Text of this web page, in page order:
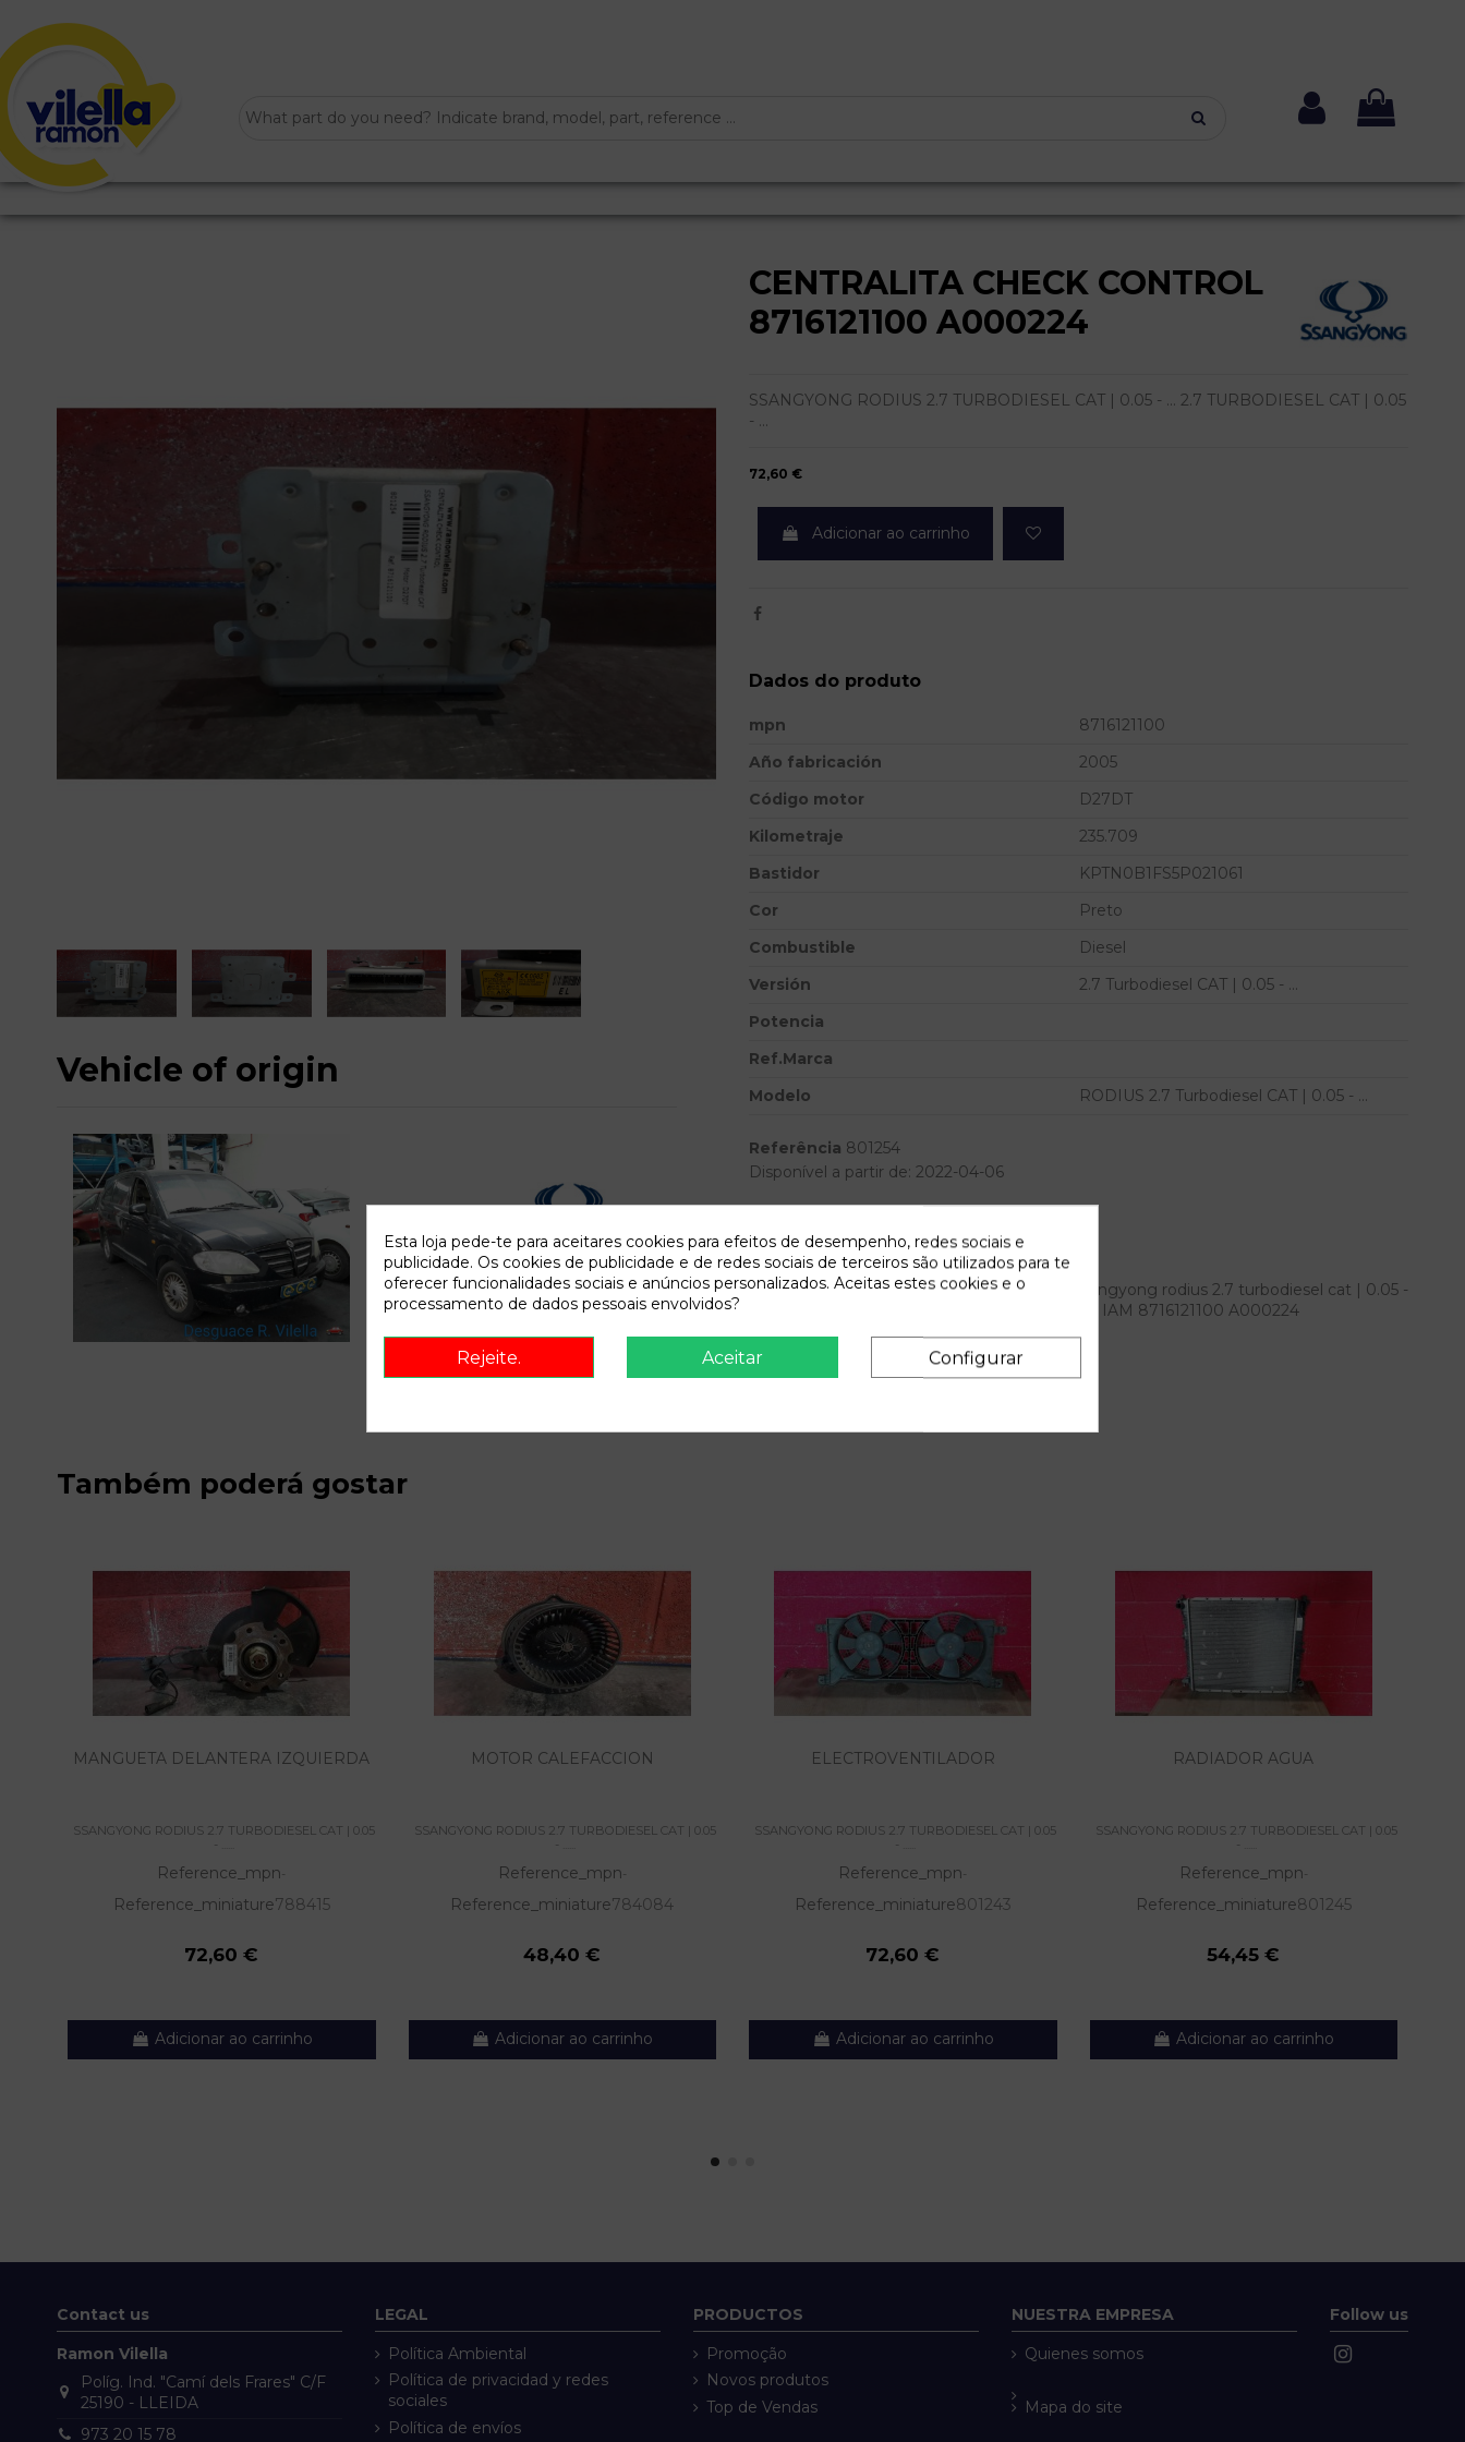
Vehicle of origin
Consult vehicle of origin
CENTRALITA CHECK CONTROL
8716121100 A000224
SSANGYONG RODIUS 2.7 TURBODIESEL CAT | 0.05 - ... 2.7 TURBODIESEL CAT | 0.05
- ...
72,60 €
Adicionar ao carrinho
Dados do produto
mpn
8716121100
Año fabricación
2005
Código motor
D27DT
Kilometraje
235.709
Bastidor
KPTN0B1FS5P021061
Cor
Preto
Combustible
Diesel
Versión
2.7 Turbodiesel CAT | 0.05 - ...
Potencia
Ref.Marca
Modelo
RODIUS 2.7 Turbodiesel CAT | 0.05 - ...
Referência 801254
Disponível a partir de: 2022-04-06
Descrição
Recambio de centralita check control para ssangyong rodius 2.7 turbodiesel cat | 0.05 -
... 2.7 turbodiesel cat | 0.05 - ... referencia OEM IAM 8716121100 A000224
Também poderá gostar
MANGUETA DELANTERA IZQUIERDA
SSANGYONG RODIUS 2.7 TURBODIESEL CAT | 0.05
- ......
Reference_mpn-
Reference_miniature788415
72,60 €
Adicionar ao carrinho
MOTOR CALEFACCION
SSANGYONG RODIUS 2.7 TURBODIESEL CAT | 0.05
- ......
Reference_mpn-
Reference_miniature784084
48,40 €
Adicionar ao carrinho
ELECTROVENTILADOR
SSANGYONG RODIUS 2.7 TURBODIESEL CAT | 0.05
- ......
Reference_mpn-
Reference_miniature801243
72,60 €
Adicionar ao carrinho
RADIADOR AGUA
SSANGYONG RODIUS 2.7 TURBODIESEL CAT | 0.05
- ......
Reference_mpn-
Reference_miniature801245
54,45 €
Adicionar ao carrinho
Contact us
Ramon Vilella
Políg. Ind. "Camí dels Frares" C/F
25190 - LLEIDA
973 20 15 78
LEGAL
Política Ambiental
Política de privacidad y redes
sociales
Política de envíos
PRODUCTOS
Promoção
Novos produtos
Top de Vendas
NUESTRA EMPRESA
Quienes somos
Mapa do site
Follow us
Esta loja pede-te para aceitares cookies para efeitos de desempenho, redes sociais e
publicidade. Os cookies de publicidade e de redes sociais de terceiros são utilizados para te
oferecer funcionalidades sociais e anúncios personalizados. Aceitas estes cookies e o
processamento de dados pessoais envolvidos?
Rejeite. Aceitar Configurar